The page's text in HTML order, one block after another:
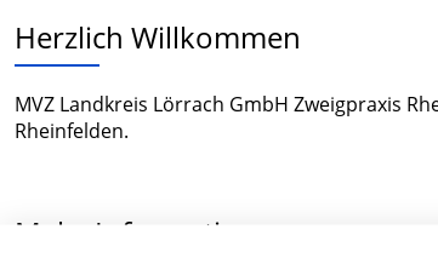
Herzlich Willkommen
MVZ Landkreis Lörrach GmbH Zweigpraxis
Rheinfelden.
Mehr Informationen